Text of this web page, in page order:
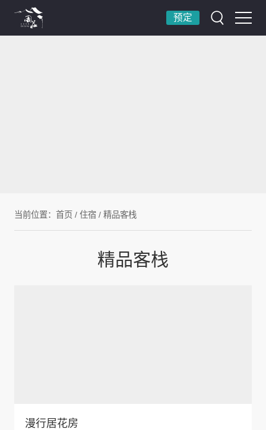
预定
当前位置： 首页 / 住宿 / 精品客栈
精品客栈
漫行居花房